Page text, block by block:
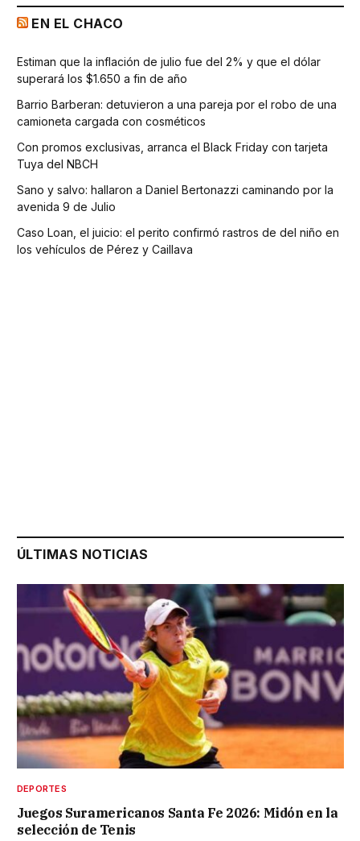
EN EL CHACO
Estiman que la inflación de julio fue del 2% y que el dólar
superará los $1.650 a fin de año
Barrio Barberan: detuvieron a una pareja por el robo de una
camioneta cargada con cosméticos
Con promos exclusivas, arranca el Black Friday con tarjeta
Tuya del NBCH
Sano y salvo: hallaron a Daniel Bertonazzi caminando por la
avenida 9 de Julio
Caso Loan, el juicio: el perito confirmó rastros de del niño en
los vehículos de Pérez y Caillava
ÚLTIMAS NOTICIAS
DEPORTES
Juegos Suramericanos Santa Fe 2026: Midón en la
selección de Tenis